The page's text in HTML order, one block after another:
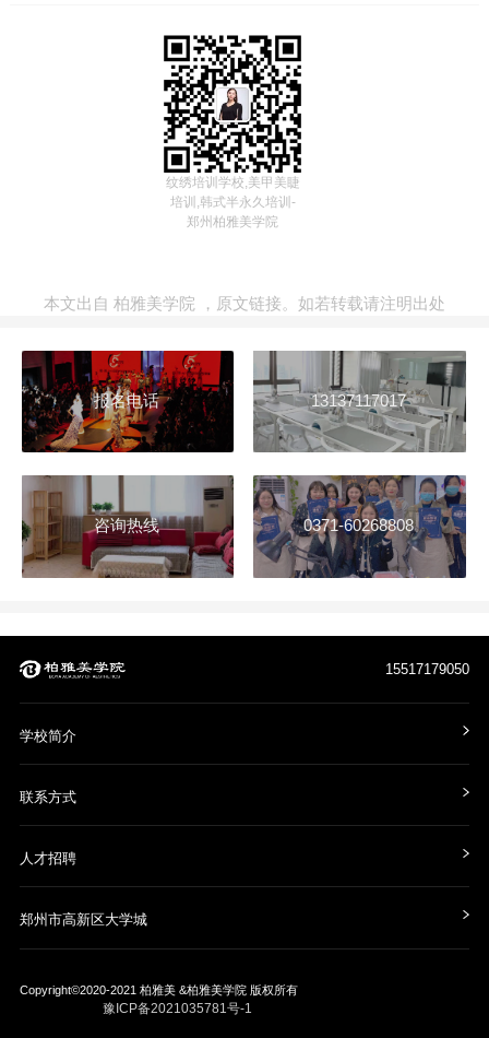
纹绣培训学校,美甲美睫
培训,韩式半永久培训-
郑州柏雅美学院
本文出自 柏雅美学院 ， 原文链接。如若转载请注明出处
报名电话 13137117017
咨询热线 0371-60268808
15517179050
学校简介
联系方式
人才招聘
郑州市高新区大学城
Copyright©2020-2021 柏雅美 &柏雅美学院 版权所有
豫ICP备2021035781号-1